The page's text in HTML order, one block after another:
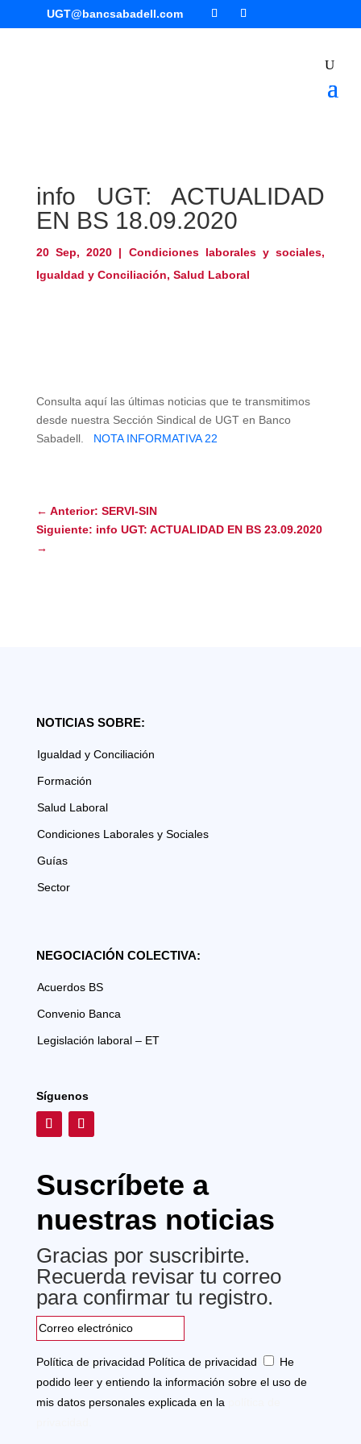
UGT@bancsabadell.com
info UGT: ACTUALIDAD
EN BS 18.09.2020
20 Sep, 2020 | Condiciones laborales y sociales,
Igualdad y Conciliación, Salud Laboral
Consulta aquí las últimas noticias que te transmitimos
desde nuestra Sección Sindical de UGT en Banco
Sabadell.
NOTA INFORMATIVA 22
← Anterior: SERVI-SIN
Siguiente: info UGT: ACTUALIDAD EN BS 23.09.2020
→
NOTICIAS SOBRE:
Igualdad y Conciliación
Formación
Salud Laboral
Condiciones Laborales y Sociales
Guías
Sector
NEGOCIACIÓN COLECTIVA:
Acuerdos BS
Convenio Banca
Legislación laboral – ET
Síguenos
Suscríbete a
nuestras noticias
Gracias por suscribirte.
Recuerda revisar tu correo
para confirmar tu registro.
Política de privacidad Política de privacidad
He
podido leer y entiendo la información sobre el uso de
mis datos personales explicada en la